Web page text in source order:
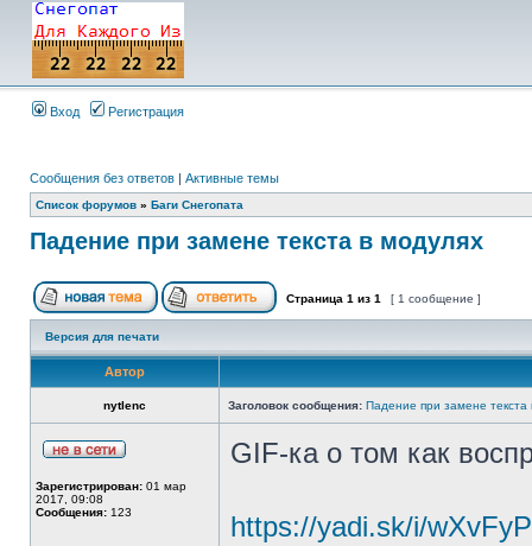
Вход Регистрация
Сообщения без ответов | Активные темы
Список форумов » Баги Снегопата
Падение при замене текста в модулях
Страница 1 из 1 [ 1 сообщение ]
Версия для печати
Автор
nytlenc Заголовок сообщения: Падение при замене текста
Зарегистрирован: 01 мар
2017, 09:08
Сообщения: 123
GIF-ка о том как
https://yadi.sk/i/